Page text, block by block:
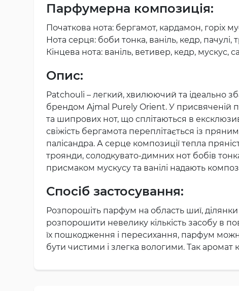
Парфумерна композиція:
Початкова нота: бергамот, кардамон, горіх
Нота серця: боби тонка, ваніль, кедр, пачулі,
Кінцева нота: ваніль, ветивер, кедр, мускус,
Опис:
Patchouli – легкий, хвилюючий та ідеально
брендом Ajmal Purely Orient. У присвяченій
та шипрових нот, що сплітаються в
свіжість бергамота переплітається із
палісандра. А серце композиції тепла
троянди, солодкувато-димних нот бобів
присмаком мускусу та ванілі надають
Спосіб застосування:
Розпорошіть парфум на область шиї,
розпорошити невелику кількість засобу в
їх пошкодження і пересихання, парфум
бути чистими і злегка вологими. Так